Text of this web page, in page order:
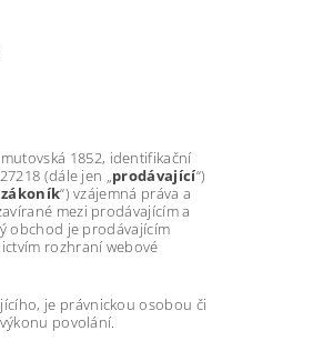
1852, identifikační
(dále jen „ prodávající“)
“) vzájemná práva a
mezi prodávajícím a
obchod je prodávajícím
rozhraní webové
je právnickou osobou či
povolání.